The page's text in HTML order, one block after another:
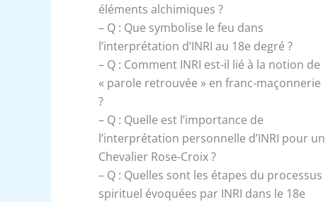
éléments alchimiques ?
– Q : Que symbolise le feu dans
l’interprétation d’INRI au 18e degré ?
– Q : Comment INRI est-il lié à la notion de
« parole retrouvée » en franc-maçonnerie
?
– Q : Quelle est l’importance de
l’interprétation personnelle d’INRI pour un
Chevalier Rose-Croix ?
– Q : Quelles sont les étapes du processus
spirituel évoquées par INRI dans le 18e